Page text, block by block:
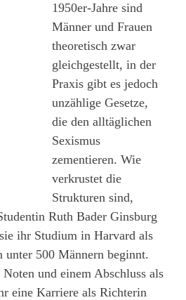
1950er-Jahre sind
Männer und Frauen
theoretisch zwar
gleichgestellt, in der
Praxis gibt es jedoch
unzählige Gesetze,
die den alltäglichen
Sexismus
zementieren. Wie
verkrustet die
Strukturen sind,
Ruth Bader Ginsburg
ihr Studium in Harvard als
unter 500 Männern beginnt.
und einem Abschluss als
eine Karriere als Richterin